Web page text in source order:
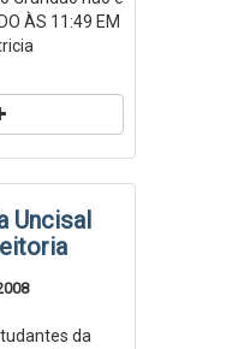
ÀS 11:49 EM
Uncisal
da